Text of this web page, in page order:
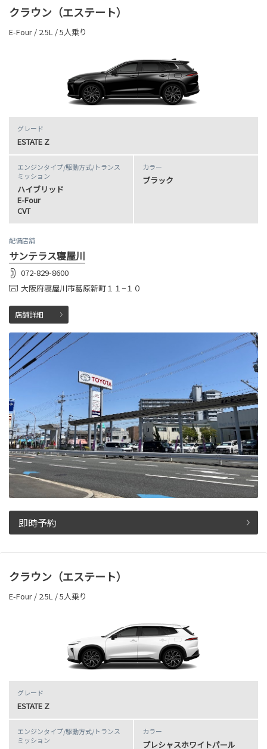
クラウン（エステート）
E-Four / 2.5L / 5人乗り
グレード
ESTATE Z
エンジンタイプ/駆動方式/トランス
ミッション
ハイブリッド
E-Four
CVT
カラー
ブラック
配備店舗
サンテラス寝屋川
072-829-8600
大阪府寝屋川市葛原新町１１−１０
店舗詳細
即時予約
クラウン（エステート）
E-Four / 2.5L / 5人乗り
グレード
ESTATE Z
エンジンタイプ/駆動方式/トランス
ミッション
カラー
プレシャスホワイトパール